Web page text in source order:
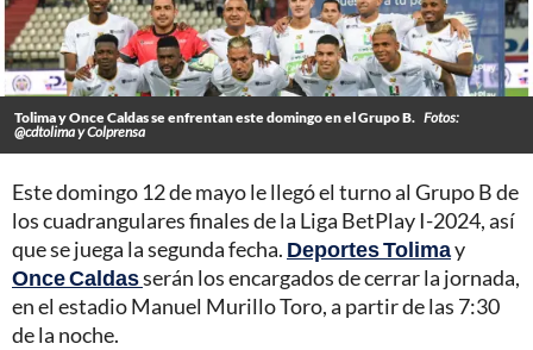
Tolima y Once Caldas se enfrentan este domingo en el Grupo B. Fotos:
@cdtolima y Colprensa
Este domingo 12 de mayo le llegó el turno al Grupo B de
los cuadrangulares finales de la Liga BetPlay I-2024, así
que se juega la segunda fecha. Deportes Tolimay
Once Caldasserán los encargados de cerrar la jornada,
en el estadio Manuel Murillo Toro, a partir de las 7:30
de la noche.